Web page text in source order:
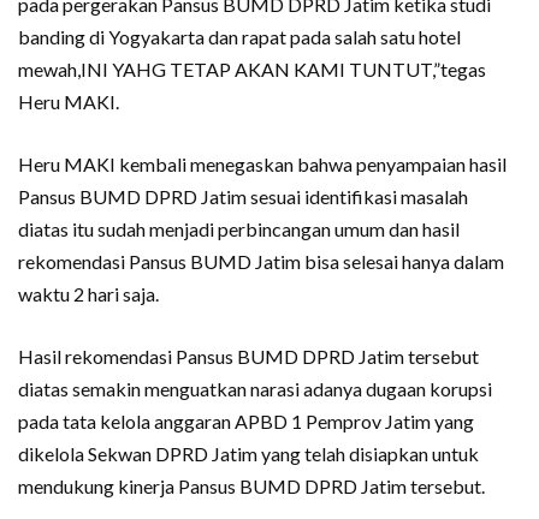
banding di Yogyakarta dan rapat pada salah satu hotel
mewah,INI YAHG TETAP AKAN KAMI TUNTUT,”tegas
Heru MAKI.
Heru MAKI kembali menegaskan bahwa penyampaian hasil
Pansus BUMD DPRD Jatim sesuai identifikasi masalah
diatas itu sudah menjadi perbincangan umum dan hasil
rekomendasi Pansus BUMD Jatim bisa selesai hanya dalam
waktu 2 hari saja.
Hasil rekomendasi Pansus BUMD DPRD Jatim tersebut
diatas semakin menguatkan narasi adanya dugaan korupsi
pada tata kelola anggaran APBD 1 Pemprov Jatim yang
dikelola Sekwan DPRD Jatim yang telah disiapkan untuk
mendukung kinerja Pansus BUMD DPRD Jatim tersebut.